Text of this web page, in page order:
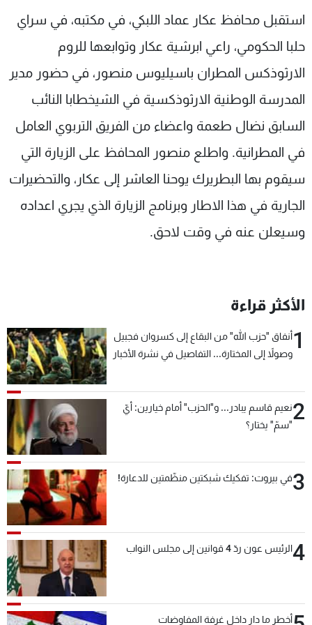
استقبل محافظ عكار عماد اللبكي، في مكتبه، في سراي
حلبا الحكومي، راعي ابرشية عكار وتوابعها للروم
الارثوذكس المطران باسيليوس منصور، في حضور مدير
المدرسة الوطنية الارثوذكسية في الشيخطابا النائب
السابق نضال طعمة واعضاء من الفريق التربوي العامل
في المطرانية. واطلع منصور المحافظ على الزيارة التي
سيقوم بها البطريرك يوحنا العاشر إلى عكار، والتحضيرات
الجارية في هذا الاطار وبرنامج الزيارة الذي يجري اعداده
وسيعلن عنه في وقت لاحق.
الأكثر قراءة
1أنفاق "حزب الله" من البقاع إلى كسروان فجبيل
وصولاً إلى المختارة... التفاصيل في نشرة الأخبار
2نعيم قاسم يبادر... و"الحزب" أمام خيارين: أيّ
"سمّ" يختار؟
3في بيروت: تفكيك شبكتين منظّمتين للدعارة!
4الرئيس عون ردّ 4 قوانين إلى مجلس النواب
أخطر ما دار داخل غرفة المفاوضات
شاهد البرامج
عن MTV
الإنـتـاج
لاعلاناتكم
وظائف
تواصل معنا
شروط الإسـتخدام
سياسة الخصوصية